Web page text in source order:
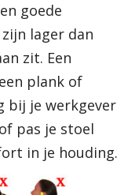
goede
lager dan
zit. Een
plank of
bij je werkgever
pas je stoel
in je houding.